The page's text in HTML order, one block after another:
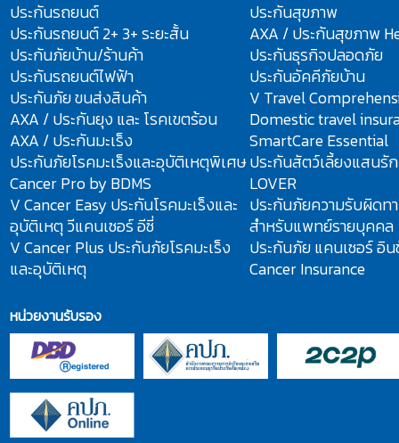
ประกันรถยนต์
ประกันสุขภาพ
ประกันรถยนต์ 2+ 3+ ระยะสั้น
AXA / ประกันสุขภาพ
ประกันภัยบ้าน/ร้านค้า
ประกันธุรกิจปลอดภัย
ประกันรถยนต์ไฟฟ้า
ประกันอัคคีภัยบ้าน
ประกันภัย ขนส่งสินค้า
V Travel
AXA / ประกันยุง และ โรคเขตร้อน
Domestic travel
AXA / ประกันมะเร็ง
SmartCare Essential
ประกันภัยโรคมะเร็งและอุบัติเหตุพิเศษ
Cancer Pro by BDMS
ประกันสัตว์เลี้ยงแสนรั
LOVER
V Cancer Easy ประกันโรคมะเร็งและ
อุบัติเหตุ วีแคนเซอร์ อีซี่
ประกันภัยความรับผิดท
สำหรับแพทย์รายบุคคล
V Cancer Plus ประกันภัยโรคมะเร็ง
และอุบัติเหตุ
ประกันภัย แคนเซอร์ อิ
Cancer Insurance
หน่วยงานรับรอง